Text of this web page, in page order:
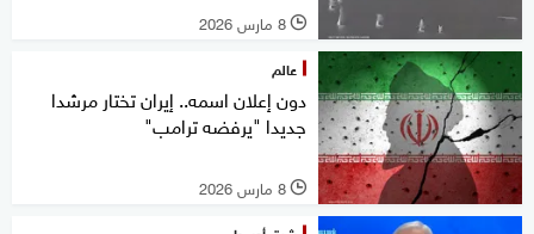
l 8 مارس 2026
عالم
دون إعلان اسمه.. إيران تختار مرشدا
جديدا "يرفضه ترامب"
l 8 مارس 2026